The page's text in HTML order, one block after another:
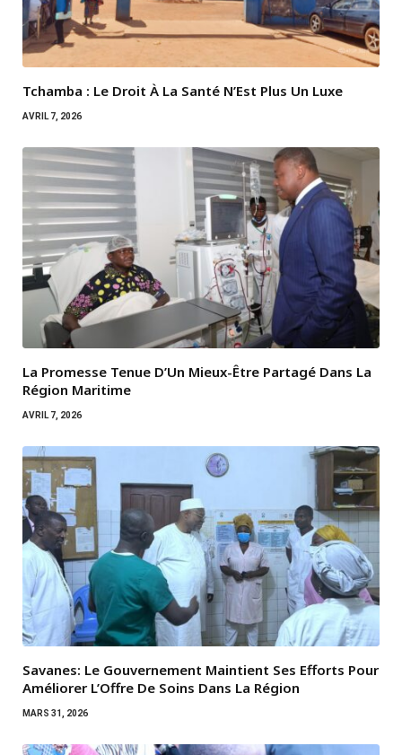
Tchamba : Le Droit À La Santé N’Est Plus Un Luxe
AVRIL 7, 2026
La Promesse Tenue D’Un Mieux-Être Partagé Dans La
Région Maritime
AVRIL 7, 2026
Savanes: Le Gouvernement Maintient Ses Efforts Pour
Améliorer L’Offre De Soins Dans La Région
MARS 31, 2026